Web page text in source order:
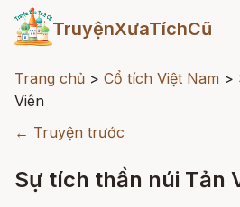
TruyệnXưaTíchCũ
Trang chủ > Cổ tích Việt Nam >
Viên
← Truyện trước
Sự tích thần núi Tản